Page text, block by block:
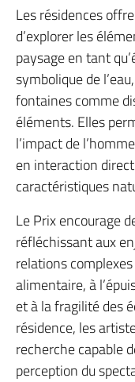
Les résidences
d’explorer les
paysage en tant
symbolique de
fontaines comme
éléments. Elles
l’impact de
en interaction
caractéristiques
Le Prix encourage
réfléchissant aux
relations
alimentaire, à
et à la fragilité des
résidence, les
recherche capable
perception du